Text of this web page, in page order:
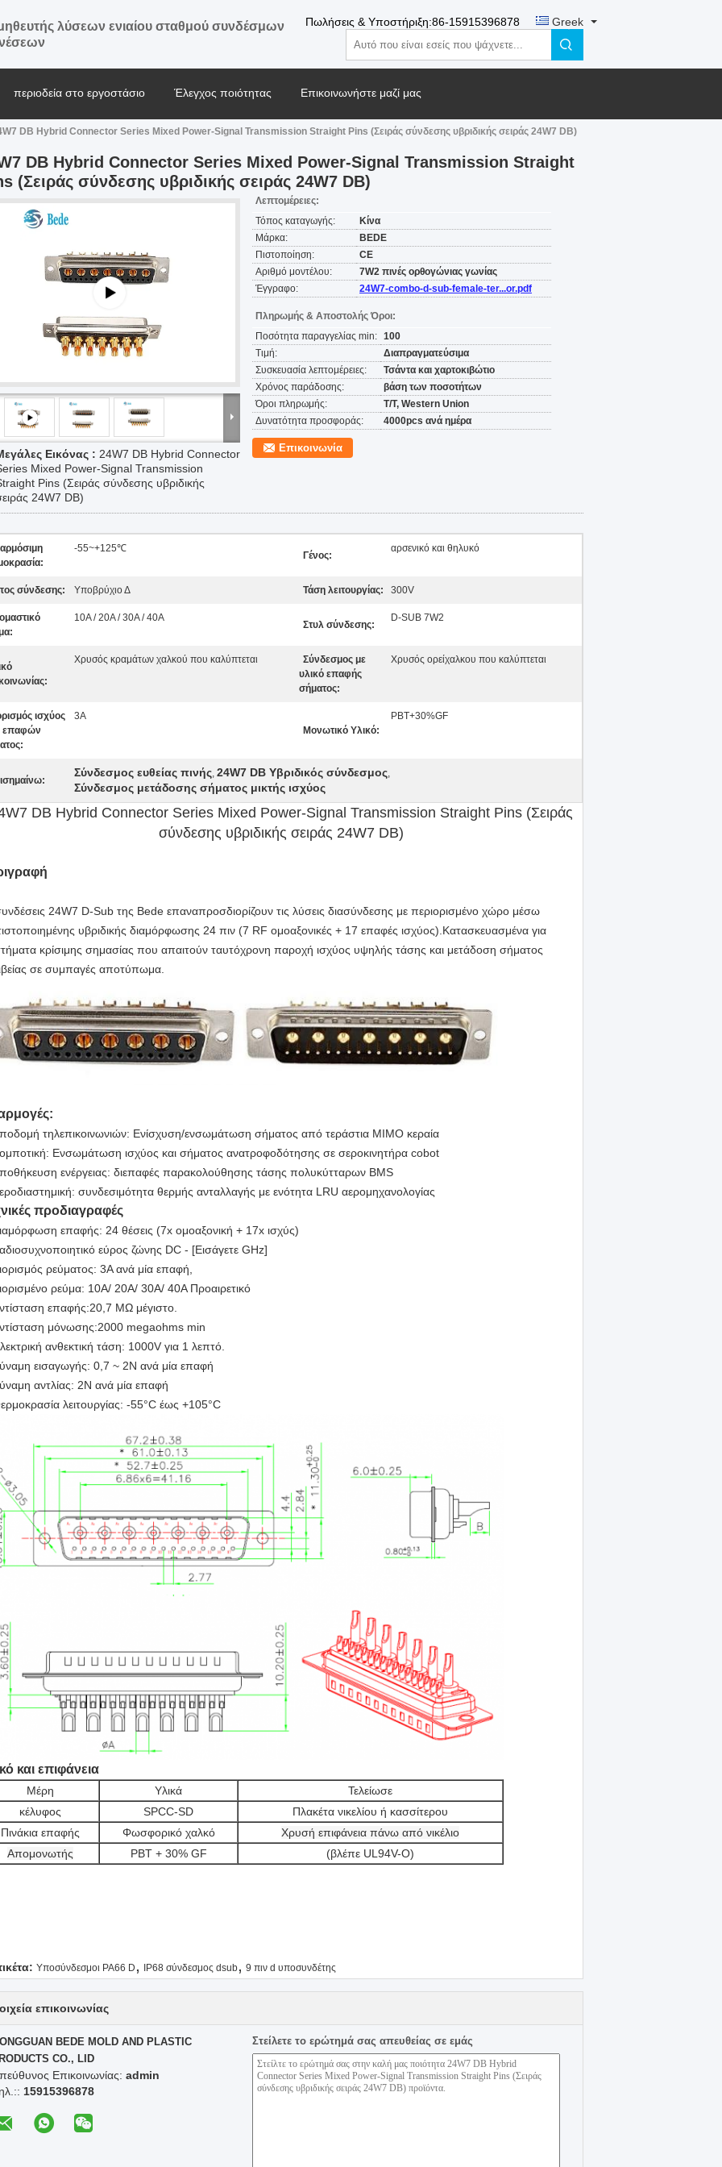
λύσεων ενιαίου σταθμού συνδέσμων
Πωλήσεις & Υποστήριξη:86-15915396878 Greek
περιοδεία στο εργοστάσιο Έλεγχος ποιότητας Επικοινωνήστε μαζί μας
DB Hybrid Connector Series Mixed Power-Signal Transmission Straight Pins (Σειράς σύνδεσης υβριδικής σειράς 24W7 DB)
DB Hybrid Connector Series Mixed Power-Signal Transmission Straight
(Σειράς σύνδεσης υβριδικής σειράς 24W7 DB)
Εικόνας : 24W7 DB Hybrid Connector
Mixed Power-Signal Transmission
Pins (Σειράς σύνδεσης υβριδικής
24W7 DB)
Λεπτομέρειες:
Τόπος καταγωγής:
Κίνα
Μάρκα:
BEDE
Πιστοποίηση:
CE
Αριθμό μοντέλου:
7W2 πινές ορθογώνιας γωνίας
Έγγραφο:
24W7-combo-d-sub-female-ter...or.pdf
Πληρωμής & Αποστολής Όροι:
Ποσότητα παραγγελίας min: 100
Τιμή:
Διαπραγματεύσιμα
Συσκευασία λεπτομέρειες:
Τσάντα και χαρτοκιβώτιο
Χρόνος παράδοσης:
βάση των ποσοτήτων
Όροι πληρωμής:
T/T, Western Union
Δυνατότητα προσφοράς:
4000pcs ανά ημέρα
Επικοινωνία
-55~+125℃
Γένος:
αρσενικό και θηλυκό
σύνδεσης: Υποβρύχιο Δ Τάση λειτουργίας: 300V
10A / 20A / 30A / 40A
Στυλ σύνδεσης:
D-SUB 7W2
Χρυσός κραμάτων χαλκού που καλύπτεται
Σύνδεσμος με
υλικό επαφής
σήματος:
Χρυσός ορείχαλκου που καλύπτεται
ισχύος
επαφών
3Α
Μονωτικό Υλικό:
PBT+30%GF
Σύνδεσμος ευθείας πινής, 24W7 DB Υβριδικός σύνδεσμος,
Σύνδεσμος μετάδοσης σήματος μικτής ισχύος
DB Hybrid Connector Series Mixed Power-Signal Transmission Straight Pins (Σειράς
σύνδεσης υβριδικής σειράς 24W7 DB)
24W7 D-Sub της Bede επαναπροσδιορίζουν τις λύσεις διασύνδεσης με περιορισμένο χώρο μέσω
υβριδικής διαμόρφωσης 24 πιν (7 RF ομοαξονικές + 17 επαφές ισχύος).Κατασκευασμένα για
κρίσιμης σημασίας που απαιτούν ταυτόχρονη παροχή ισχύος υψηλής τάσης και μετάδοση σήματος
σε συμπαγές αποτύπωμα.
τηλεπικοινωνιών: Ενίσχυση/ενσωμάτωση σήματος από τεράστια MIMO κεραία
Ενσωμάτωση ισχύος και σήματος ανατροφοδότησης σε σεροκινητήρα cobot
ενέργειας: διεπαφές παρακολούθησης τάσης πολυκύτταρων BMS
συνδεσιμότητα θερμής ανταλλαγής με ενότητα LRU αερομηχανολογίας
προδιαγραφές
επαφής: 24 θέσεις (7x ομοαξονική + 17x ισχύς)
εύρος ζώνης DC - [Εισάγετε GHz]
ρεύματος: 3A ανά μία επαφή,
ρεύμα: 10A/ 20A/ 30A/ 40A Προαιρετικό
επαφής:20,7 MΩ μέγιστο.
μόνωσης:2000 megaohms min
ανθεκτική τάση: 1000V για 1 λεπτό.
εισαγωγής: 0,7 ~ 2N ανά μία επαφή
αντλίας: 2N ανά μία επαφή
λειτουργίας: -55°C έως +105°C
και επιφάνεια
Μέρη Υλικά
Τελείωσε
κέλυφος
SPCC-SD
Πλακέτα νικελίου ή κασσίτερου
Πινάκια επαφής
Φωσφορικό χαλκό
Χρυσή επιφάνεια πάνω από νικέλιο
Απομονωτής
PBT + 30% GF (βλέπε UL94V-O)
Υποσύνδεσμοι PA66 D , IP68 σύνδεσμος dsub, 9 πιν d υποσυνδέτης
επικοινωνίας
BEDE MOLD AND PLASTIC
CO., LID
Επικοινωνίας: admin
15915396878
Στείλετε το ερώτημά σας απευθείας σε εμάς